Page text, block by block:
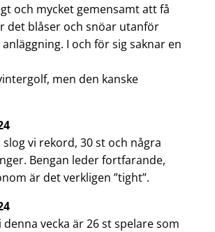
och mycket gemensamt att få
det blåser och snöar utanför
I och för sig saknar en
men den kanske
slog vi rekord, 30 st och några
Bengan leder fortfarande,
är det verkligen ”tight”.
vecka är 26 st spelare som